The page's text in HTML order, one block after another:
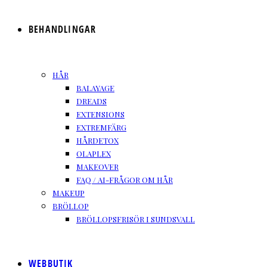
BEHANDLINGAR
HÅR
BALAYAGE
DREADS
EXTENSIONS
EXTREMFÄRG
HÅRDETOX
OLAPLEX
MAKEOVER
FAQ / AI-FRÅGOR OM HÅR
MAKEUP
BRÖLLOP
BRÖLLOPSFRISÖR I SUNDSVALL
WEBBUTIK